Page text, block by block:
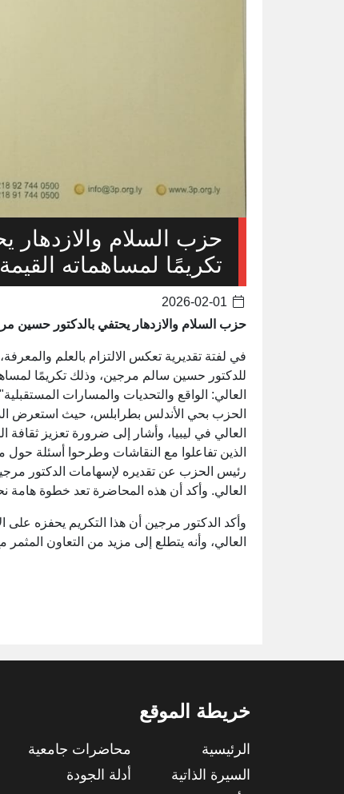
حزب السلام والازدهار
تكريمًا لمساهماته القيمة
حزب السلام والازدهار يحتفي بالدكتور حسين
في لفتة تقديرية تعكس الالتزام بالعلم
للدكتور حسين سالم مرجين، وذلك تكريمًا
الحزب بحي الأندلس بطرابلس، حيث استعرض
العالي في ليبيا، وأشار إلى ضرورة تعزيز ثقافة
الذين تفاعلوا مع النقاشات وطرحوا أسئلة حول
رئيس الحزب عن تقديره لإسهامات الدكتور
العالي. وأكد أن هذه المحاضرة تعد خطوة
وأكد الدكتور مرجين أن هذا التكريم يحفزه
العالي، وأنه يتطلع إلى مزيد من التعاون
خريطة الموقع
الرئيسية
السيرة الذاتية
محاضرات جامعية
أدلة الجودة